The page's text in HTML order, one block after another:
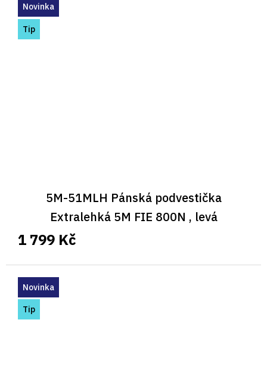
Novinka
Tip
5M-51MLH Pánská podvestička
Extralehká 5M FIE 800N , levá
1 799 Kč
Novinka
Tip